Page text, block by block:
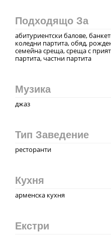
Подходящо За
абитуриентски балове,
коледни партита, обяд,
семейна среща, среща с
партита, частни партита
Музика
джаз
Тип Заведение
ресторанти
Кухня
арменска кухня
Екстри